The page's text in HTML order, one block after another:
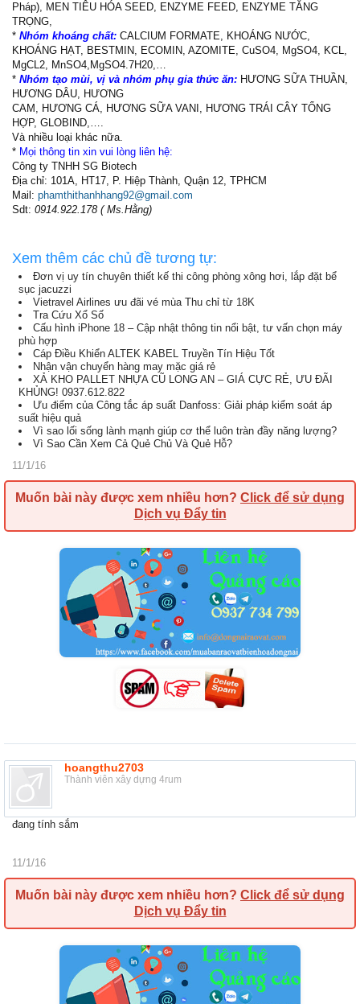
Pháp), MEN TIÊU HÓA SEED, ENZYME FEED, ENZYME TĂNG
TRỌNG,
* Nhóm khoáng chất: CALCIUM FORMATE, KHOÁNG NƯỚC,
KHOÁNG HẠT, BESTMIN, ECOMIN, AZOMITE, CuSO4, MgSO4, KCL,
MgCL2, MnSO4,MgSO4.7H20,…
* Nhóm tạo mùi, vị và nhóm phụ gia thức ăn: HƯƠNG SỮA THUẦN,
HƯƠNG DÂU, HƯƠNG
CAM, HƯƠNG CÁ, HƯƠNG SỮA VANI, HƯƠNG TRÁI CÂY TỔNG
HỢP, GLOBIND,….
Và nhiều loại khác nữa.
* Mọi thông tin xin vui lòng liên hệ:
Công ty TNHH SG Biotech
Địa chỉ: 101A, HT17, P. Hiệp Thành, Quận 12, TPHCM
Mail: phamthithanhhang92@gmail.com
Sdt: 0914.922.178 ( Ms.Hằng)
Xem thêm các chủ đề tương tự:
Đơn vị uy tín chuyên thiết kế thi công phòng xông hơi, lắp đặt bể
sục jacuzzi
Vietravel Airlines ưu đãi vé mùa Thu chỉ từ 18K
Tra Cứu Xổ Số
Cấu hình iPhone 18 – Cập nhật thông tin nổi bật, tư vấn chọn máy
phù hợp
Cáp Điều Khiển ALTEK KABEL Truyền Tín Hiệu Tốt
Nhận vận chuyển hàng may mặc giá rẻ
XẢ KHO PALLET NHỰA CŨ LONG AN – GIÁ CỰC RẺ, ƯU ĐÃI
KHỦNG! 0937.612.822
Ưu điểm của Công tắc áp suất Danfoss: Giải pháp kiểm soát áp
suất hiệu quả
Vì sao lối sống lành mạnh giúp cơ thể luôn tràn đầy năng lượng?
Vì Sao Cần Xem Cả Quẻ Chủ Và Quẻ Hỗ?
11/1/16
Muốn bài này được xem nhiều hơn? Click để sử dụng
Dịch vụ Đẩy tin
hoangthu2703
Thành viên xây dựng 4rum
đang tính sắm
11/1/16
Muốn bài này được xem nhiều hơn? Click để sử dụng
Dịch vụ Đẩy tin